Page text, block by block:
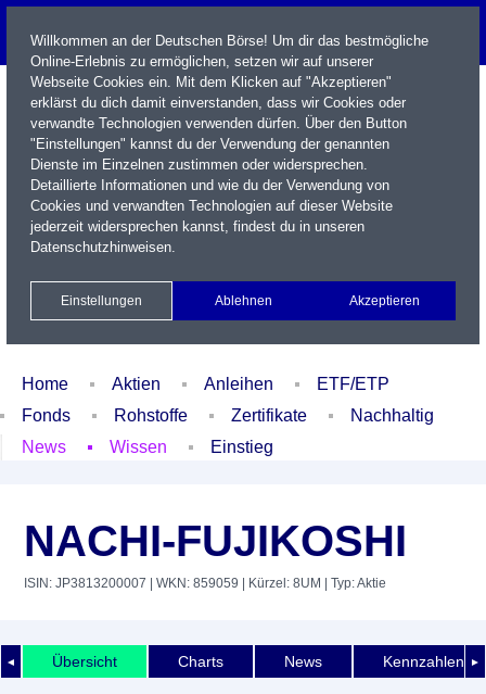
Name / WKN / ISIN / Kürzel
Xetra Realtime
Watchlist Portfolio Login
Home Aktien Anleihen
ETF/ETP
Fonds
Rohstoffe Zertifikate
Nachhaltig
News
Wissen Einstieg
NACHI-FUJIKOSHI
ISIN: JP3813200007 | WKN: 859059 | Kürzel: 8UM | Typ: Aktie
◄ ►
Übersicht Charts News Kennzahlen
Willkommen an der Deutschen Börse! Um dir das bestmögliche
Online-Erlebnis zu ermöglichen, setzen wir auf unserer
Webseite Cookies ein. Mit dem Klicken auf "Akzeptieren"
erklärst du dich damit einverstanden, dass wir Cookies oder
verwandte Technologien verwenden dürfen. Über den Button
"Einstellungen" kannst du der Verwendung der genannten
Dienste im Einzelnen zustimmen oder widersprechen.
Detaillierte Informationen und wie du der Verwendung von
Cookies und verwandten Technologien auf dieser Website
jederzeit widersprechen kannst, findest du in unseren
Datenschutzhinweisen.
Einstellungen Ablehnen Akzeptieren